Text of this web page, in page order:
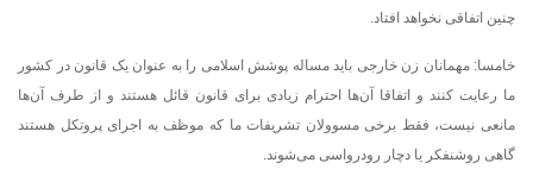
چنین اتفاقی نخواهد افتاد.
خامسا: مهمانان زن خارجی باید مساله پوشش اسلامی را به عنوان یک قانون در کشور
ما رعایت کنند و اتفاقا آن‌ها احترام زیادی برای قانون قائل هستند و از طرف آن‌ها
مانعی نیست، فقط برخی مسوولان تشریفات ما که موظف به اجرای پروتکل هستند
گاهی روشنفکر یا دچار رودرواسی می‌شوند.